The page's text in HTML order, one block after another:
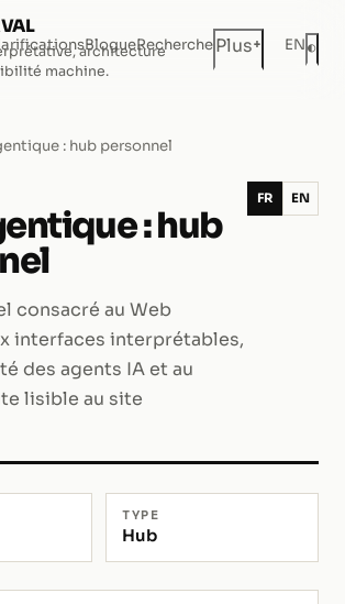
architecture
machine.
BlogueRecherchePlus+ EN◐
: hub personnel
: hub
consacré au Web
interfaces interprétables,
des agents IA et au
lisible au site
FR EN
TYPE
Hub